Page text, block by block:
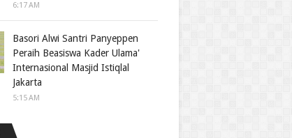
6:17 AM
Basori Alwi Santri Panyeppen
Peraih Beasiswa Kader Ulama'
Internasional Masjid Istiqlal
Jakarta
5:15 AM